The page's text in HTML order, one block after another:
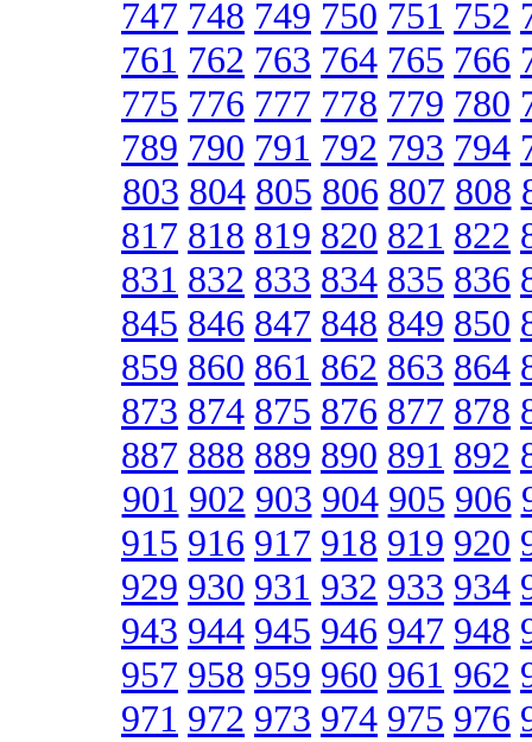
747 748 749 750 751 752
761 762 763 764 765 766
775 776 777 778 779 780
789 790 791 792 793 794
803 804 805 806 807 808
817 818 819 820 821 822
831 832 833 834 835 836
845 846 847 848 849 850
859 860 861 862 863 864
873 874 875 876 877 878
887 888 889 890 891 892
901 902 903 904 905 906
915 916 917 918 919 920
929 930 931 932 933 934
943 944 945 946 947 948
957 958 959 960 961 962
971 972 973 974 975 976